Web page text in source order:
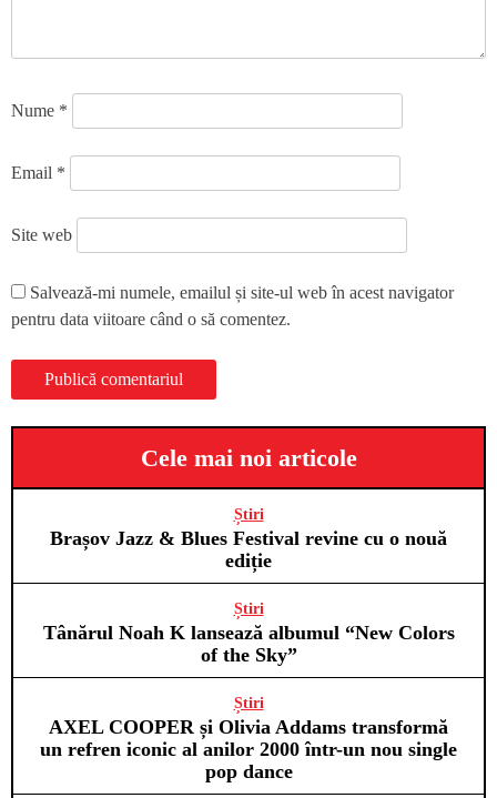
Nume *
Email *
Site web
Salvează-mi numele, emailul și site-ul web în acest navigator
pentru data viitoare când o să comentez.
Cele mai noi articole
Brașov Jazz & Blues Festival revine cu o nouă
ediție
Știri
Tânărul Noah K lansează albumul “New Colors
of the Sky”
Știri
AXEL COOPER și Olivia Addams transformă
un refren iconic al anilor 2000 într-un nou single
pop dance
Știri